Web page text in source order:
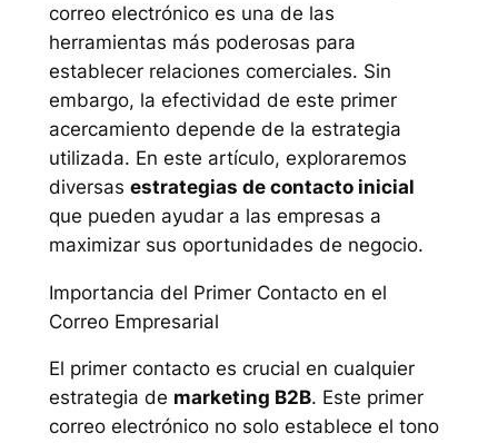
correo electrónico es una de las
herramientas más poderosas para
establecer relaciones comerciales. Sin
embargo, la efectividad de este primer
acercamiento depende de la estrategia
utilizada. En este artículo, exploraremos
diversas estrategias de contacto inicial
que pueden ayudar a las empresas a
maximizar sus oportunidades de negocio.
Importancia del Primer Contacto en el
Correo Empresarial
El primer contacto es crucial en cualquier
estrategia de marketing B2B. Este primer
correo electrónico no solo establece el tono